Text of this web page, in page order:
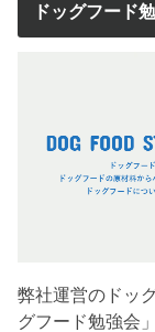
ドッグフード
弊社運営のドッ
グフード勉強会